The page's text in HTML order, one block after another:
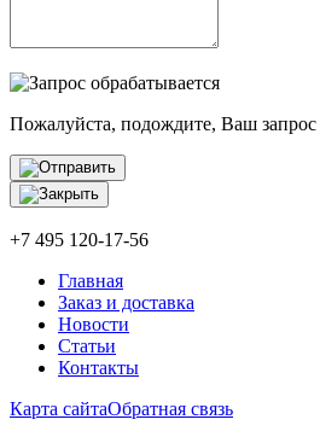
Пожалуйста, подождите, Ваш запрос
+7 495 120-17-56
Главная
Заказ и доставка
Новости
Статьи
Контакты
Карта сайтаОбратная связь